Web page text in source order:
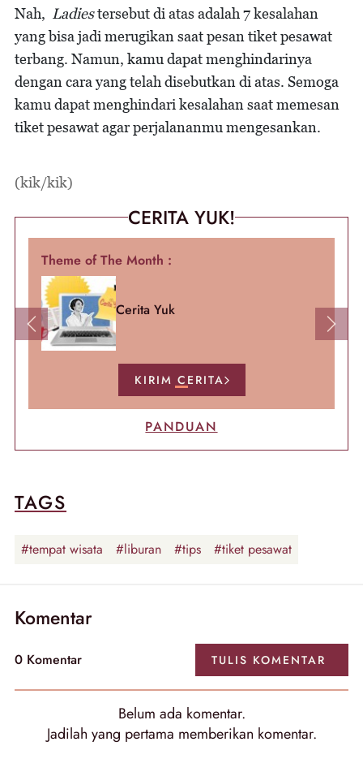
Nah, Ladiestersebut di atas adalah 7 kesalahan
yang bisa jadi merugikan saat pesan tiket pesawat
terbang. Namun, kamu dapat menghindarinya
dengan cara yang telah disebutkan di atas. Semoga
kamu dapat menghindari kesalahan saat memesan
tiket pesawat agar perjalananmu mengesankan.
(kik/kik)
CERITA YUK!
Theme of The Month :
Cerita Yuk
KIRIM CERITA
Previous Next
PANDUAN
TAGS
#tempat wisata #liburan #tips #tiket pesawat
Komentar
0 Komentar TULIS KOMENTAR
Belum ada komentar.
Jadilah yang pertama memberikan komentar.